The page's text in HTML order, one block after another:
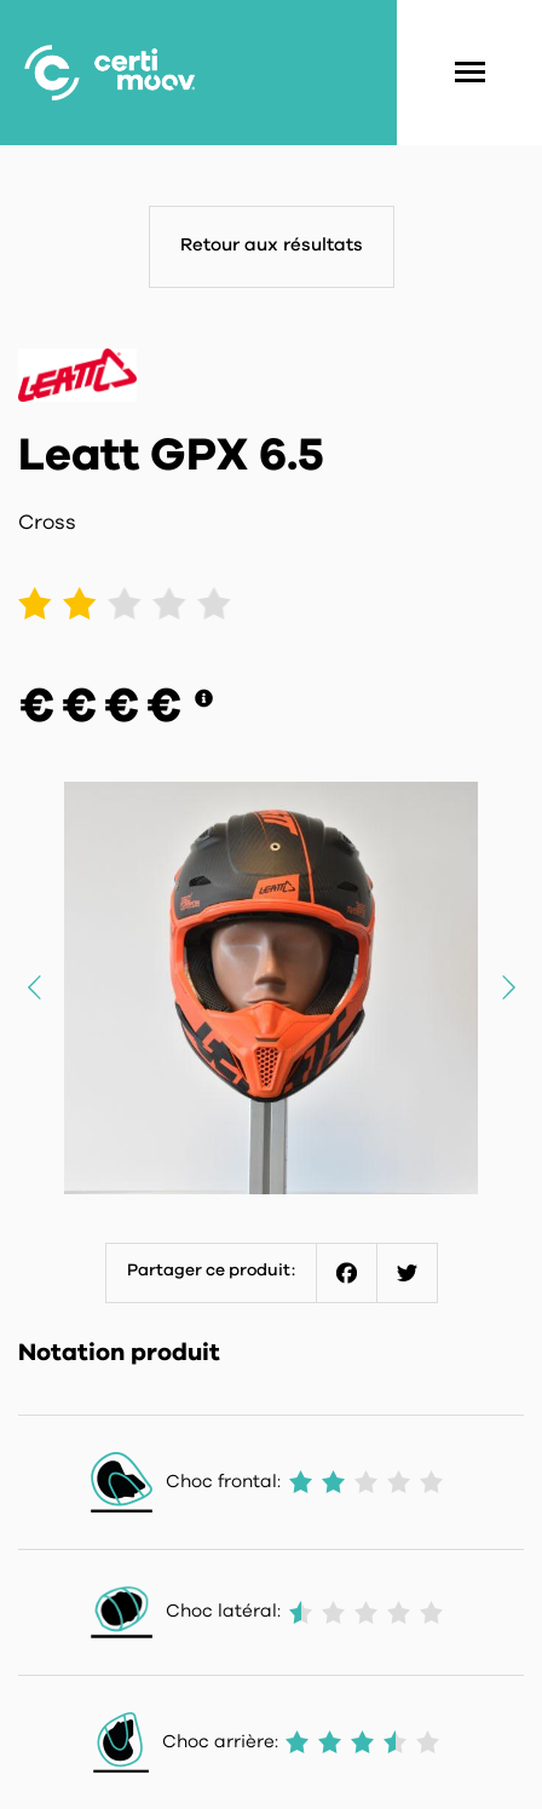
contenu
principal
Retour aux résultats
Leatt GPX 6.5
Cross
2 3 4 5
€ € € €
Partager ce produit:
Notation produit
Choc frontal:
Choc latéral:
Choc arrière: